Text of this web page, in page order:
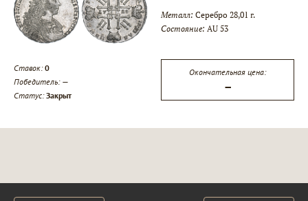
Металл: Серебро 28,01 г.
Состояние: AU 53
Ставок:0
Победитель: —
Статус:Закрыт
Окончательная цена:
—